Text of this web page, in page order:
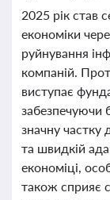
2025 рік став
економіки
руйнування
компаній.
виступає
забезпечуючи
значну частку
та швидкій
економіці,
також сприяє